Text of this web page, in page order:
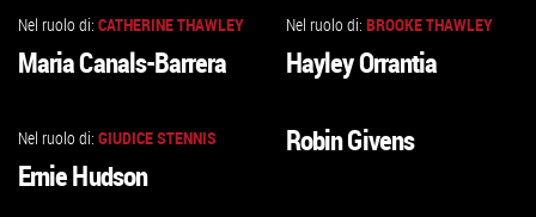
ALLA
Nel ruolo di: CATHERINE THAWLEY
Maria Canals-Barrera
ALLA
Nel ruolo di: BROOKE THAWLEY
Hayley Orrantia
ALLA
Nel ruolo di: GIUDICE STENNIS
Ernie Hudson
VAI
Robin Givens